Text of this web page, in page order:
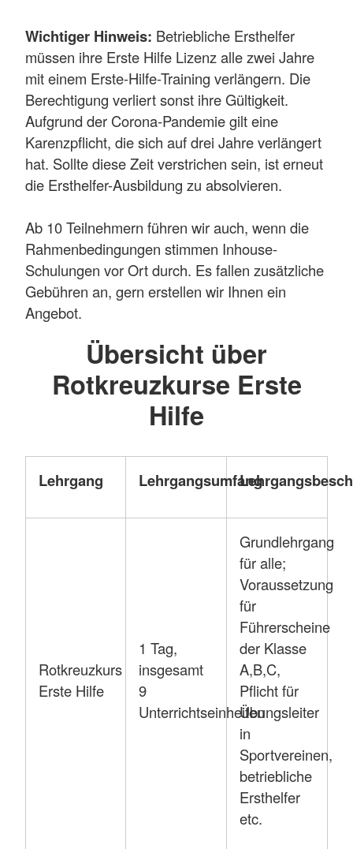
Wichtiger Hinweis: Betriebliche Ersthelfer
müssen ihre Erste Hilfe Lizenz alle zwei Jahre
mit einem Erste-Hilfe-Training verlängern. Die
Berechtigung verliert sonst ihre Gültigkeit.
Aufgrund der Corona-Pandemie gilt eine
Karenzpflicht, die sich auf drei Jahre verlängert
hat. Sollte diese Zeit verstrichen sein, ist erneut
die Ersthelfer-Ausbildung zu absolvieren.
Ab 10 Teilnehmern führen wir auch, wenn die
Rahmenbedingungen stimmen Inhouse-
Schulungen vor Ort durch. Es fallen zusätzliche
Gebühren an, gern erstellen wir Ihnen ein
Angebot.
Übersicht über
Rotkreuzkurse Erste
Hilfe
Lehrgang Lehrgangsumfang
Rotkreuzkurs
Erste Hilfe
1 Tag,
insgesamt
9
Unterrichtseinheiten
Grundlehrgang
für alle;
Voraussetzung
für
Führerscheine
der Klasse
A,B,C,
Pflicht für
Übungsleiter
in
Sportvereinen,
betriebliche
Ersthelfer
etc.